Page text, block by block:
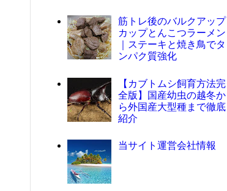
筋トレ後のバルクアップ
カップとんこつラーメン
｜ステーキと焼き鳥でタ
ンパク質強化
【カブトムシ飼育方法完
全版】国産幼虫の越冬か
ら外国産大型種まで徹底
紹介
当サイト運営会社情報